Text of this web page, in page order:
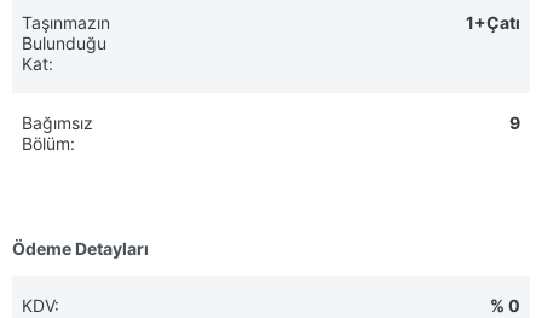
Taşınmazın
Bulunduğu
Kat:
1+Çatı
Bağımsız
Bölüm:
9
Ödeme Detayları
KDV: % 0